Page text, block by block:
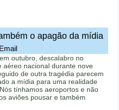
o apagão da mídia
Email
outubro, descalabro no
aéreo nacional durante nove
de outra tragédia parecem
a mídia para uma realidade
tínhamos aeroportos e não
aviões pousar e também